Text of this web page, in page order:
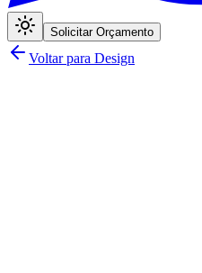
Solicitar Orçamento
Voltar para Design